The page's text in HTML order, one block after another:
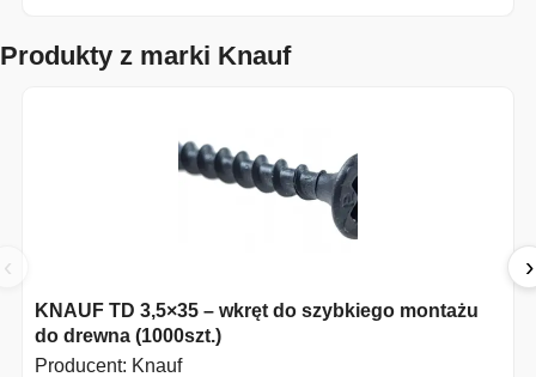
Produkty z marki Knauf
‹
KNAUF TD 3,5×35 – wkręt do szybkiego montażu
do drewna (1000szt.)
Producent: Knauf
›